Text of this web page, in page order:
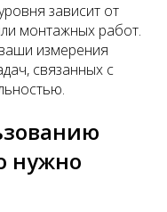
зависит от
монтажных работ.
измерения
связанных с
нужно